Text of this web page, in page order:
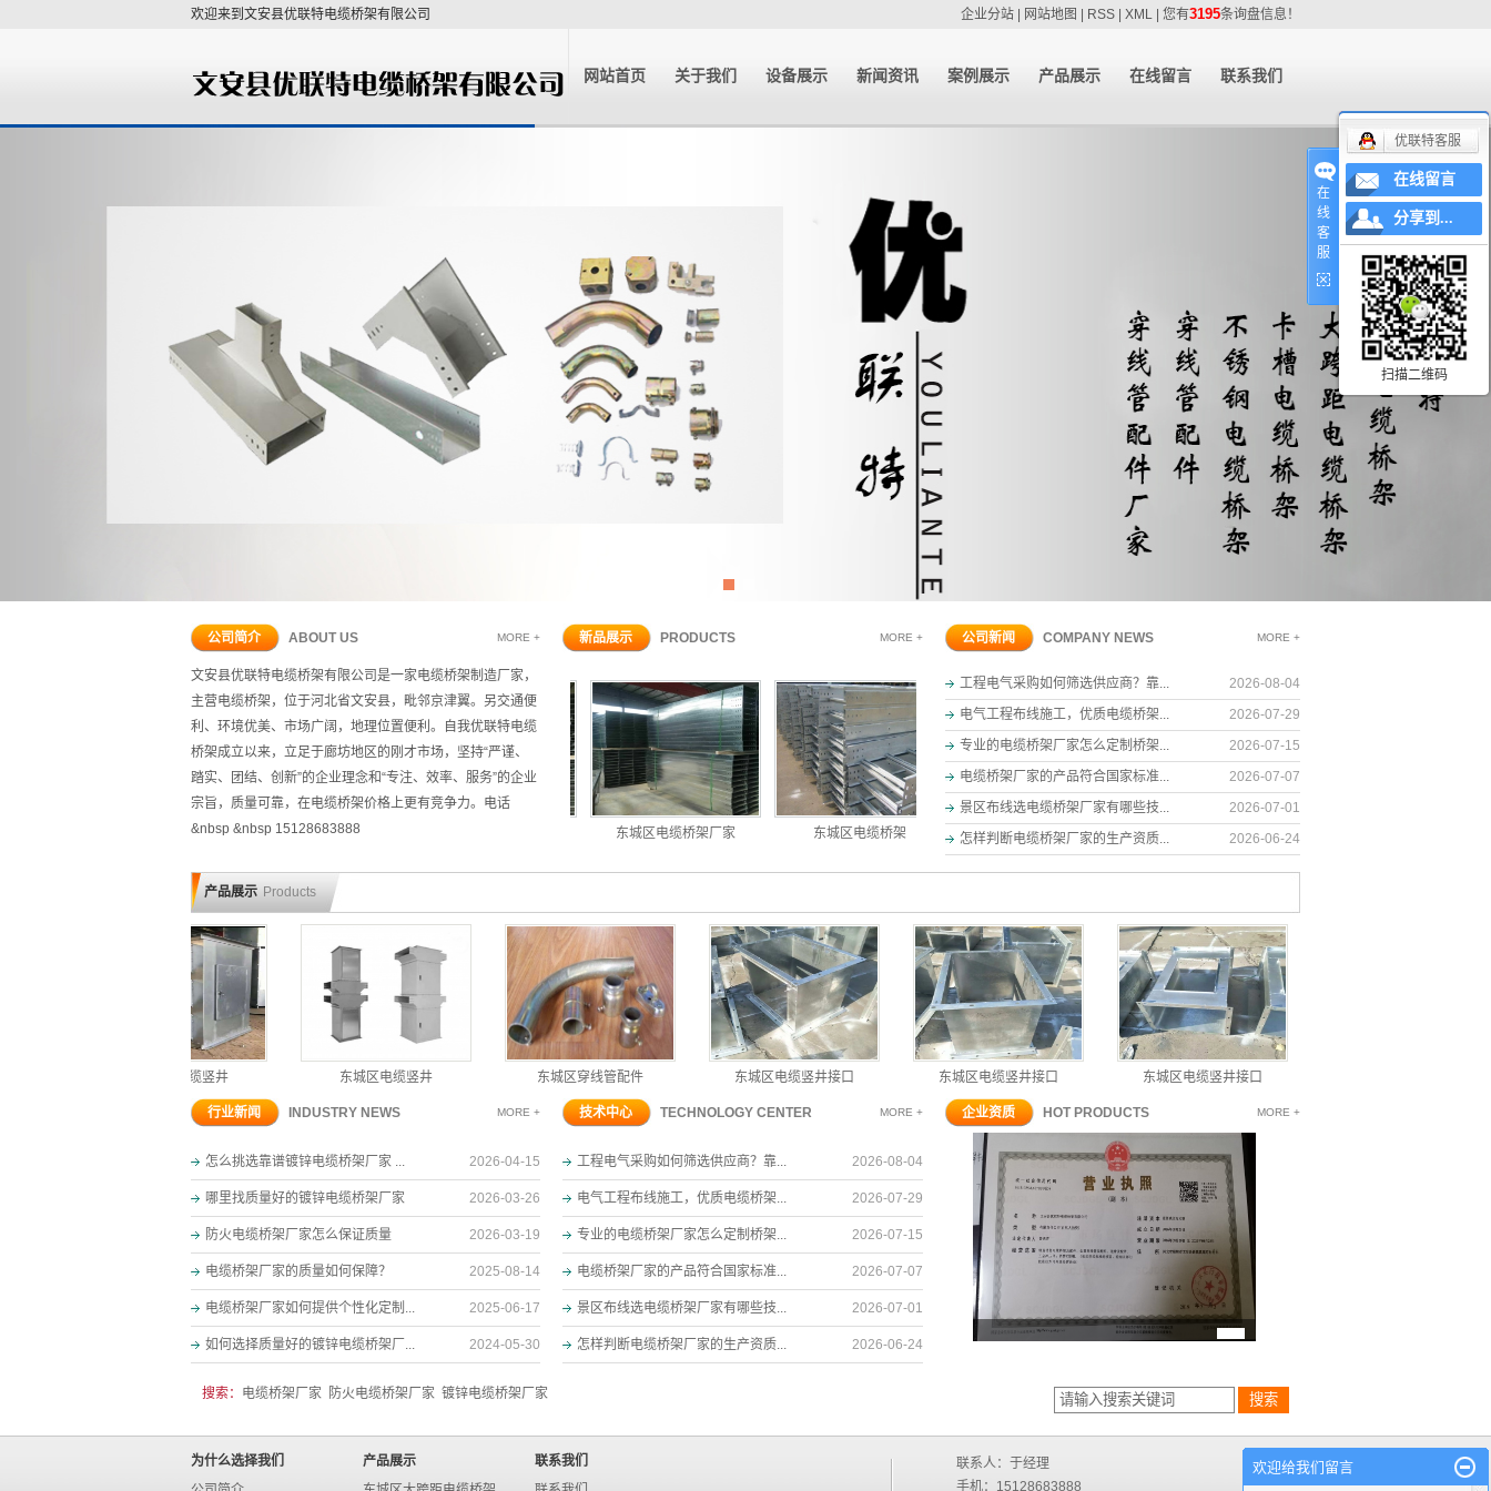
欢迎来到文安县优联特电缆桥架有限公司 企业分站 网站地图 RSS XML 您有3195条询盘信息！
网站首页 关于我们 设备展示 新闻资讯
技术中心
案例展示 产品展示
缆桥架
在线留言 联系我们
公司简介 ABOUT US MORE +
文安县优联特电缆桥架有限公司是一家电缆桥架制造厂家，
主营电缆桥架，位于河北省文安县，毗邻京津翼。另交通便
利、环境优美、市场广阔，地理位置便利。自我优联特电缆
桥架成立以来，立足于廊坊地区的刚才市场，坚持“严谨、
踏实、团结、创新”的企业理念和“专注、效率、服务”的企业
宗旨，质量可靠，在电缆桥架价格上更有竞争力。电话
&nbsp &nbsp 15128683888
新品展示 PRODUCTS MORE +
东城区穿线管配件 东城区电缆桥架厂家 东城区电缆桥架 东城区穿线管配件 东城区电缆桥架配件厂家
公司新闻 COMPANY NEWS MORE +
工程电气采购如何筛选供应商？靠...
2026-08-04
电气工程布线施工，优质电缆桥架...
2026-07-29
专业的电缆桥架厂家怎么定制桥架...
2026-07-15
电缆桥架厂家的产品符合国家标准...
2026-07-07
景区布线选电缆桥架厂家有哪些技...
2026-07-01
怎样判断电缆桥架厂家的生产资质...
2026-06-24
产品展示 Products
东城区电缆竖井 东城区电缆竖井 东城区穿线管配件 东城区电缆竖井接口 东城区电缆竖井接口 东城区电缆竖井接口
行业新闻 INDUSTRY NEWS MORE +
怎么挑选靠谱镀锌电缆桥架厂家 ... 2026-04-15
哪里找质量好的镀锌电缆桥架厂家 2026-03-26
防火电缆桥架厂家怎么保证质量 2026-03-19
电缆桥架厂家的质量如何保障？ 2025-08-14
电缆桥架厂家如何提供个性化定制... 2025-06-17
如何选择质量好的镀锌电缆桥架厂... 2024-05-30
技术中心 TECHNOLOGY CENTER MORE +
工程电气采购如何筛选供应商？靠... 2026-08-04
电气工程布线施工，优质电缆桥架... 2026-07-29
专业的电缆桥架厂家怎么定制桥架... 2026-07-15
电缆桥架厂家的产品符合国家标准... 2026-07-07
景区布线选电缆桥架厂家有哪些技... 2026-07-01
怎样判断电缆桥架厂家的生产资质... 2026-06-24
企业资质 HOT PRODUCTS MORE +
搜索： 电缆桥架厂家 防火电缆桥架厂家 镀锌电缆桥架厂家
为什么选择我们
产品展示
联系我们
联系人：于经理
手机：15128683888
在
线
客
服
优联特客服
在线留言
分享到...
扫描二维码
欢迎给我们留言